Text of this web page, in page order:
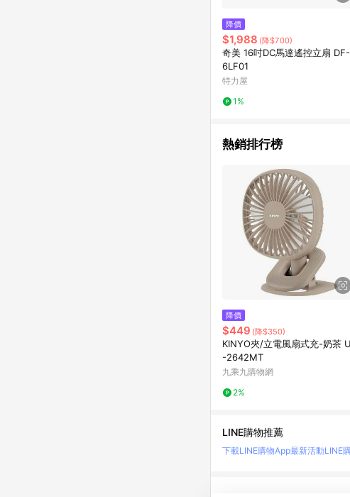
降價
$1,988 (降$700)
奇美 16吋DC馬達遙控立扇
6LF01
特力屋
1%
熱銷排行榜
降價
$449 (降$350)
KINYO夾/立電風扇式充-奶茶
-2642MT
九乘九購物網
2%
LINE購物推薦
下載LINE購物App最新活動LINE